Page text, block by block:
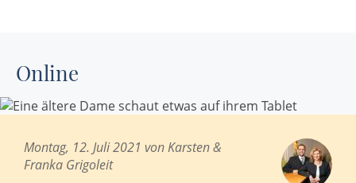
Online
Montag, 12. Juli 2021 von Karsten &
Franka Grigoleit